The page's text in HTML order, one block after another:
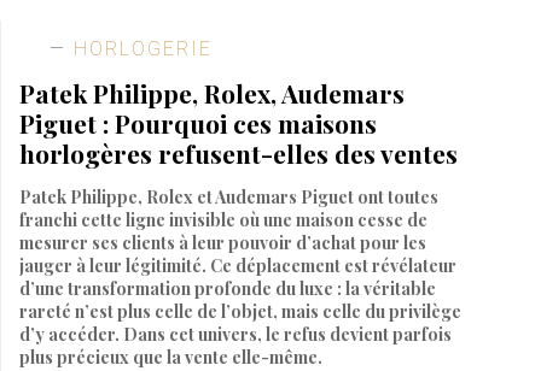
HORLOGERIE
Patek Philippe, Rolex, Audemars
Piguet : Pourquoi ces maisons
horlogères refusent-elles des ventes
Patek Philippe, Rolex et Audemars Piguet ont toutes
franchi cette ligne invisible où une maison cesse de
mesurer ses clients à leur pouvoir d’achat pour les
jauger à leur légitimité. Ce déplacement est révélateur
d’une transformation profonde du luxe : la véritable
rareté n’est plus celle de l’objet, mais celle du privilège
d’y accéder. Dans cet univers, le refus devient parfois
plus précieux que la vente elle-même.